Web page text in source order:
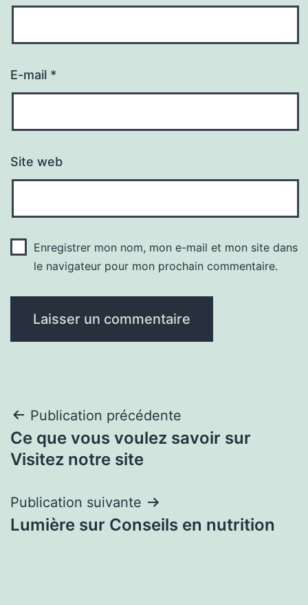
E-mail *
Site web
Enregistrer mon nom, mon e-mail et mon site dans
le navigateur pour mon prochain commentaire.
Navigation
de
Publication précédente
Ce que vous voulez savoir sur
Visitez notre site
Publication suivante
Lumière sur Conseils en nutrition